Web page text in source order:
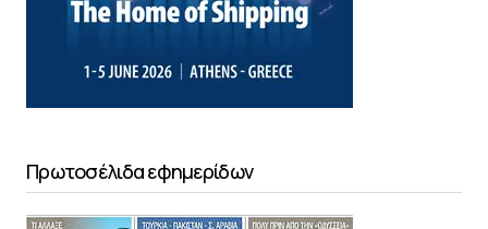
Πρωτοσέλιδα εφημερίδων